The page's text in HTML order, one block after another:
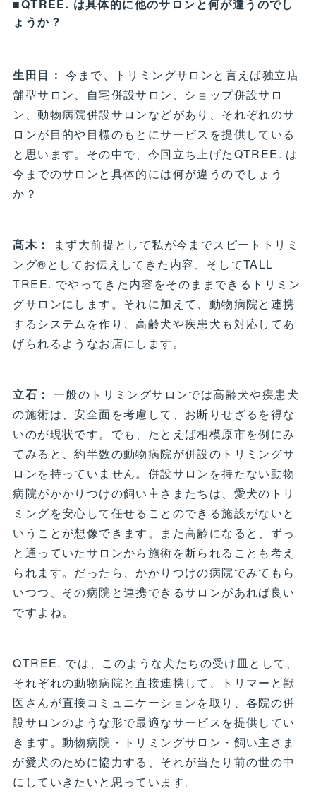
■QTREE. は具体的に他のサロンと何が違うのでし
ょうか？
生田目： 今まで、トリミングサロンと言えば独立店
舗型サロン、自宅併設サロン、ショップ併設サロ
ン、動物病院併設サロンなどがあり、それぞれのサ
ロンが目的や目標のもとにサービスを提供している
と思います。その中で、今回立ち上げたQTREE. は
今までのサロンと具体的には何が違うのでしょう
か？
髙木：
まず大前提として私が今までスピートトリミ
ング®としてお伝えしてきた内容、そしてTALL
TREE. でやってきた内容をそのままできるトリミン
グサロンにします。それに加えて、動物病院と連携
するシステムを作り、高齢犬や疾患犬も対応してあ
げられるようなお店にします。
立石： 一般のトリミングサロンでは高齢犬や疾患犬
の施術は、安全面を考慮して、お断りせざるを得な
いのが現状です。でも、たとえば相模原市を例にみ
てみると、約半数の動物病院が併設のトリミングサ
ロンを持っていません。併設サロンを持たない動物
病院がかかりつけの飼い主さまたちは、愛犬のトリ
ミングを安心して任せることのできる施設がないと
いうことが想像できます。また高齢になると、ずっ
と通っていたサロンから施術を断られることも考え
られます。だったら、かかりつけの病院でみてもら
いつつ、その病院と連携できるサロンがあれば良い
ですよね。
QTREE. では、このような犬たちの受け皿として、
それぞれの動物病院と直接連携して、トリマーと獣
医さんが直接コミュニケーションを取り、各院の併
設サロンのような形で最適なサービスを提供してい
きます。動物病院・トリミングサロン・飼い主さま
が愛犬のために協力する、それが当たり前の世の中
にしていきたいと思っています。